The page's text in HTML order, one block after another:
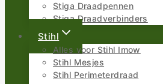
Stiga Draadpennen
Stiga Draadverbinders
Stihl
Alles voor Stihl Imow
Stihl Mesjes
Stihl Perimeterdraad